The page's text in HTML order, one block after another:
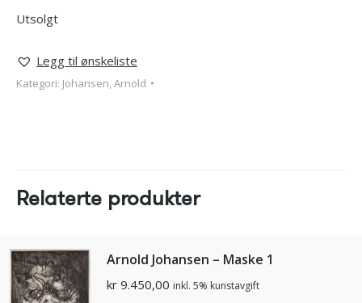
Utsolgt
Legg til ønskeliste
Kategori: Johansen, Arnold
Relaterte produkter
Arnold Johansen – Maske 1
kr 9.450,00 inkl. 5% kunstavgift